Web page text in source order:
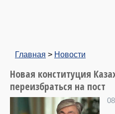
Главная > Новости
Новая конституция
переизбраться на пост